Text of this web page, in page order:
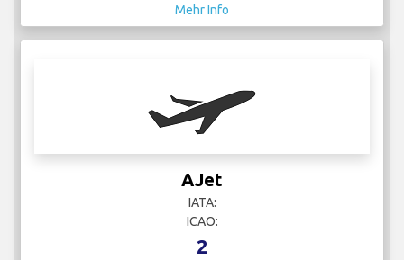
Mehr Info
AJet
IATA:
ICAO:
2